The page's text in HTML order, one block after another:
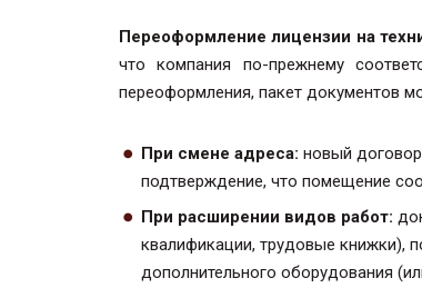
Переоформление лицензии на
что компания по-прежнему
переоформления, пакет документов
При смене адреса: новый
подтверждение, что помещение
При расширении видов работ:
квалификации, трудовые книжки),
дополнительного оборудования